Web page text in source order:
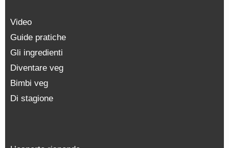
Video
Guide pratiche
Gli ingredienti
Diventare veg
Bimbi veg
Di stagione